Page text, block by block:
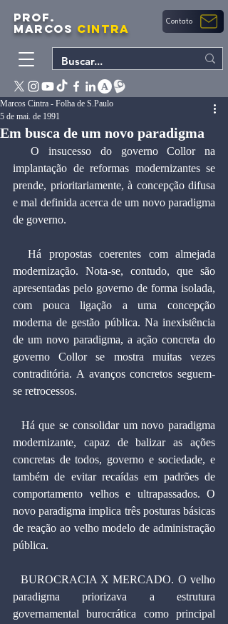
PROF.
MARCOS CINTRA Contato
Em busca de um novo paradigma
Marcos Cintra - Folha de S.Paulo
5 de mai. de 1991
  O insucesso do governo Collor na
implantação de reformas modernizantes se
prende, prioritariamente, à concepção difusa
e mal definida acerca de um novo paradigma
de governo.
modernização. Nota-se, contudo, que são
apresentadas pelo governo de forma isolada,
com pouca ligação a uma concepção
moderna de gestão pública. Na inexistência
de um novo paradigma, a ação concreta do
governo Collor se mostra muitas vezes
contraditória. A avanços concretos seguem-
se retrocessos.
modernizante, capaz de balizar as ações
concretas de todos, governo e sociedade, e
também de evitar recaídas em padrões de
comportamento velhos e ultrapassados. O
novo paradigma implica três posturas básicas
de reação ao velho modelo de administração
pública.
paradigma priorizava a estrutura
governamental burocrática como principal